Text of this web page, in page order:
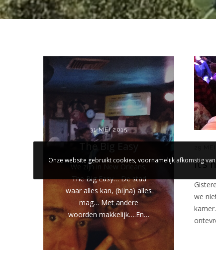
31 MEI 2015
The Big Easy
We zijn in New Orleans;
The Big Easy… De stad
waar alles kan, (bijna) alles
mag… Met andere
woorden makkelijk….En…
It’s
we
Onze website gebruikt cookies, voornamelijk afkomstig